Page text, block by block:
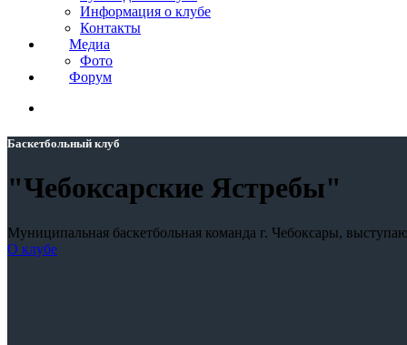
Информация о клубе
Контакты
Медиа
Фото
Форум
Баскетбольный клуб
"Чебоксарские Ястребы"
Муниципальная баскетбольная команда г. Чебоксары,
О клубе